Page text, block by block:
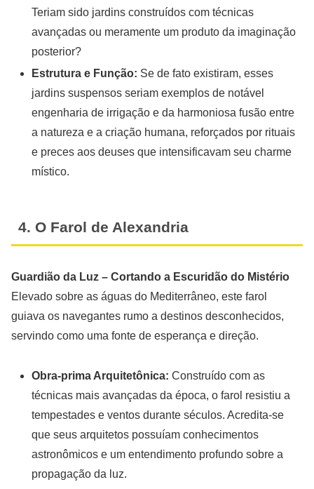
Teriam sido jardins construídos com técnicas
avançadas ou meramente um produto da imaginação
posterior?
Estrutura e Função: Se de fato existiram, esses
jardins suspensos seriam exemplos de notável
engenharia de irrigação e da harmoniosa fusão entre
a natureza e a criação humana, reforçados por rituais
e preces aos deuses que intensificavam seu charme
místico.
4. O Farol de Alexandria
Guardião da Luz – Cortando a Escuridão do Mistério
Elevado sobre as águas do Mediterrâneo, este farol
guiava os navegantes rumo a destinos desconhecidos,
servindo como uma fonte de esperança e direção.
Obra-prima Arquitetônica: Construído com as
técnicas mais avançadas da época, o farol resistiu a
tempestades e ventos durante séculos. Acredita-se
que seus arquitetos possuíam conhecimentos
astronômicos e um entendimento profundo sobre a
propagação da luz.